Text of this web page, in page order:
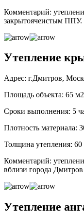
Комментарий:
закрытоячеистым ППУ.
Утепление
Адрес: г.Дмитров,
Площадь объекта: 65 м2
Сроки выполнения: 5
Плотность материала:
Толщина утепления:
Комментарий:
вблизи города Дмитров
Утепление